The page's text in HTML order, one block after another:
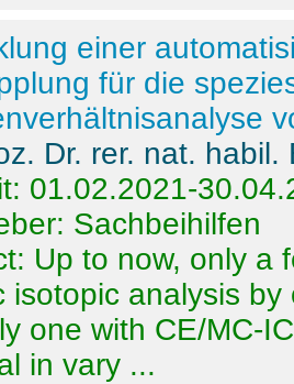
einer
für die
Dr. rer. nat.
01.02.2021-
Sachbeihilfen
Up to now, only a
isotopic analysis
one with CE/MC-
in vary ...